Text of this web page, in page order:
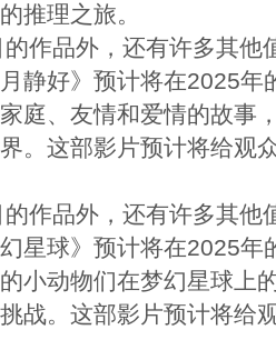
推理之旅。
作品外，还有许多其他
静好》预计将在2025年
庭、友情和爱情的故事
。这部影片预计将给观
作品外，还有许多其他
星球》预计将在2025年
小动物们在梦幻星球上
战。这部影片预计将给